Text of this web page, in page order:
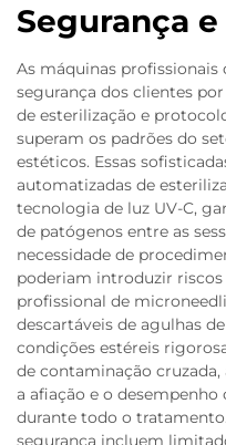
Segurança
As máquinas
segurança dos clientes
de esterilização e
superam os padrões do
estéticos. Essas
automatizadas de
tecnologia de luz UV-C,
de patógenos entre as
necessidade de
poderiam introduzir
profissional de
descartáveis de agulhas
condições estéreis
de contaminação
a afiação e o
durante todo o
segurança incluem